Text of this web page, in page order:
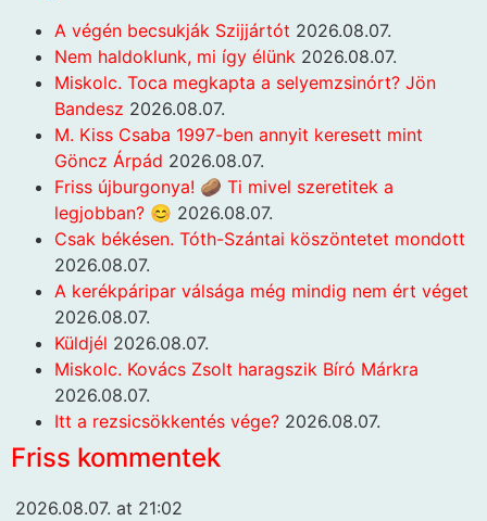
A végén becsukják Szijjártót 2026.08.07.
Nem haldoklunk, mi így élünk 2026.08.07.
Miskolc. Toca megkapta a selyemzsinórt? Jön
Bandesz 2026.08.07.
M. Kiss Csaba 1997-ben annyit keresett mint
Göncz Árpád 2026.08.07.
Friss újburgonya! 🥔 Ti mivel szeretitek a
legjobban? 😊 2026.08.07.
Csak békésen. Tóth-Szántai köszöntetet mondott
2026.08.07.
A kerékpáripar válsága még mindig nem ért véget
2026.08.07.
Küldjél 2026.08.07.
Miskolc. Kovács Zsolt haragszik Bíró Márkra
2026.08.07.
Itt a rezsicsökkentés vége? 2026.08.07.
Friss kommentek
2026.08.07. at 21:02